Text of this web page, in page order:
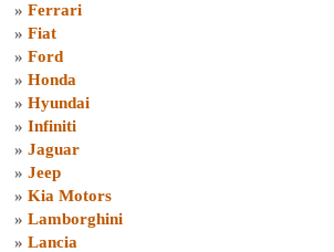
» Ferrari
» Fiat
» Ford
» Honda
» Hyundai
» Infiniti
» Jaguar
» Jeep
» Kia Motors
» Lamborghini
» Lancia